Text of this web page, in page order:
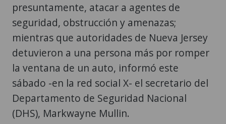
presuntamente, atacar a agentes de
seguridad, obstrucción y amenazas;
mientras que autoridades de Nueva Jersey
detuvieron a una persona más por romper
la ventana de un auto, informó este
sábado -en la red social X- el secretario del
Departamento de Seguridad Nacional
(DHS), Markwayne Mullin.